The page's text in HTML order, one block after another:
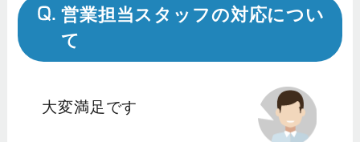
営業担当スタッフの対応につい
て
大変満足です